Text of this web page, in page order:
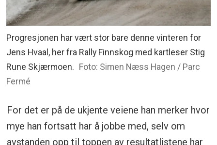
Progresjonen har vært stor bare denne vinteren for
Jens Hvaal, her fra Rally Finnskog med kartleser Stig
Rune Skjærmoen. Foto: Simen Næss Hagen / Parc
Fermé
For det er på de ukjente veiene han merker hvor
mye han fortsatt har å jobbe med, selv om
avstanden opp til toppen av resultatlistene har